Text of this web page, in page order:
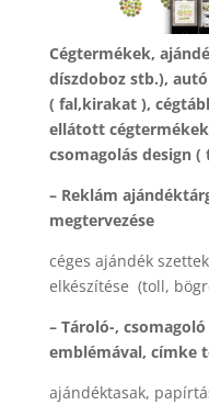
Cégtermékek,
díszdoboz stb.),
( fal,kirakat ),
ellátott
csomagolás design
– Reklám
megtervezése
céges ajándék
elkészítése (toll,
– Tároló-,
emblémával, címke
ajándéktasak,